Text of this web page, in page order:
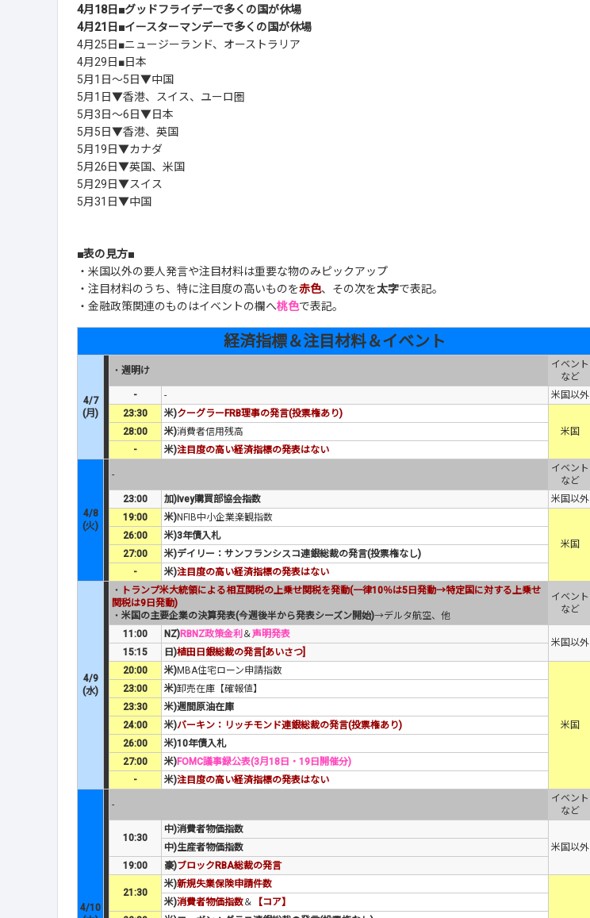
4月18日■グッドフライデーで多くの国が休場
4月21日■イースターマンデーで多くの国が休場
4月25日■ニュージーランド、オーストラリア
4月29日■日本
5月1日～5日▼中国
5月1日▼香港、スイス、ユーロ圏
5月3日～6日▼日本
5月5日▼香港、英国
5月19日▼カナダ
5月26日▼英国、米国
5月29日▼スイス
5月31日▼中国
■表の見方■
・米国以外の要人発言や注目材料は重要な物のみピックアップ
・注目材料のうち、特に注目度の高いものを赤色、その次を太字で表記。
・金融政策関連のものはイベントの欄へ桃色で表記。
経済指標＆注目材料＆イベント
4/7
(月)
・ 週明け
イベント
など
-
-
米国以外
23:30
米)クーグラーFRB理事の発言(投票権あり)
米国
28:00 米)消費者信用残高
-
米)注目度の高い経済指標の発表はない
4/8
(火)
-
イベント
など
23:00
加)Ivey購買部協会指数
米国以外
19:00
米)NFIB中小企業楽観指数
米国
26:00
米)3年債入札
27:00
米)デイリー：サンフランシスコ連銀総裁の発言(投票権なし)
-
米)注目度の高い経済指標の発表はない
4/9
(水)
・
トランプ米大統領による相互関税の上乗せ関税を発動(一律10％は5日発動→特定国に対する上乗せ
関税は9日発動)
・ 米国の主要企業の決算発表(今週後半から発表シーズン開始)→デルタ航空、他
イベント
など
11:00 NZ)RBNZ政策金利 ＆声明発表
米国以外
15:15
日)植田日銀総裁の発言[あいさつ]
20:00
米)MBA住宅ローン申請指数
米国
23:00 米)卸売在庫【確報値】
23:30
米)週間原油在庫
24:00
米)バーキン：リッチモンド連銀総裁の発言(投票権あり)
26:00
米)10年債入札
27:00
米)FOMC議事録公表(3月18日・19日開催分)
-
米)注目度の高い経済指標の発表はない
4/10
-
イベント
など
10:30
中)消費者物価指数
米国以外
中)生産者物価指数
19:00
豪)ブロックRBA総裁の発言
21:30
米)新規失業保険申請件数
米)消費者物価指数＆
【コア】